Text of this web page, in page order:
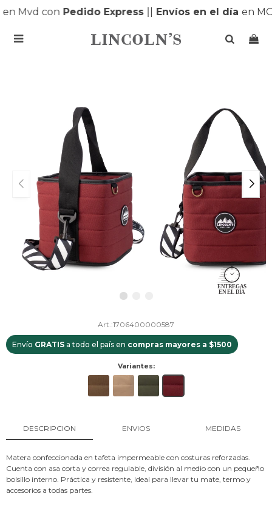
Mvd conPedido Express|| Envíos en el díaen

1706400000587
Envío GRATIS a todo el país en compras mayores a $1500
Variantes:
DESCRIPCION ENVIOS MEDIDAS
Matera confeccionada en tafeta impermeable con costuras reforzadas.
Cuenta con asa corta y correa regulable, división al medio con un pequeño
bolsillo interno. Práctica y resistente, ideal para llevar tu mate, termo y
accesorios a todas partes.